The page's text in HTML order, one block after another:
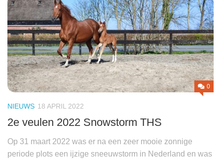
0
NIEUWS 18 APRIL 2022
2e veulen 2022 Snowstorm THS
Op 31 maart 2022 was er na een zeer mooie zonnige
periode plots een ijzige sneeuwstorm in Nederland en was